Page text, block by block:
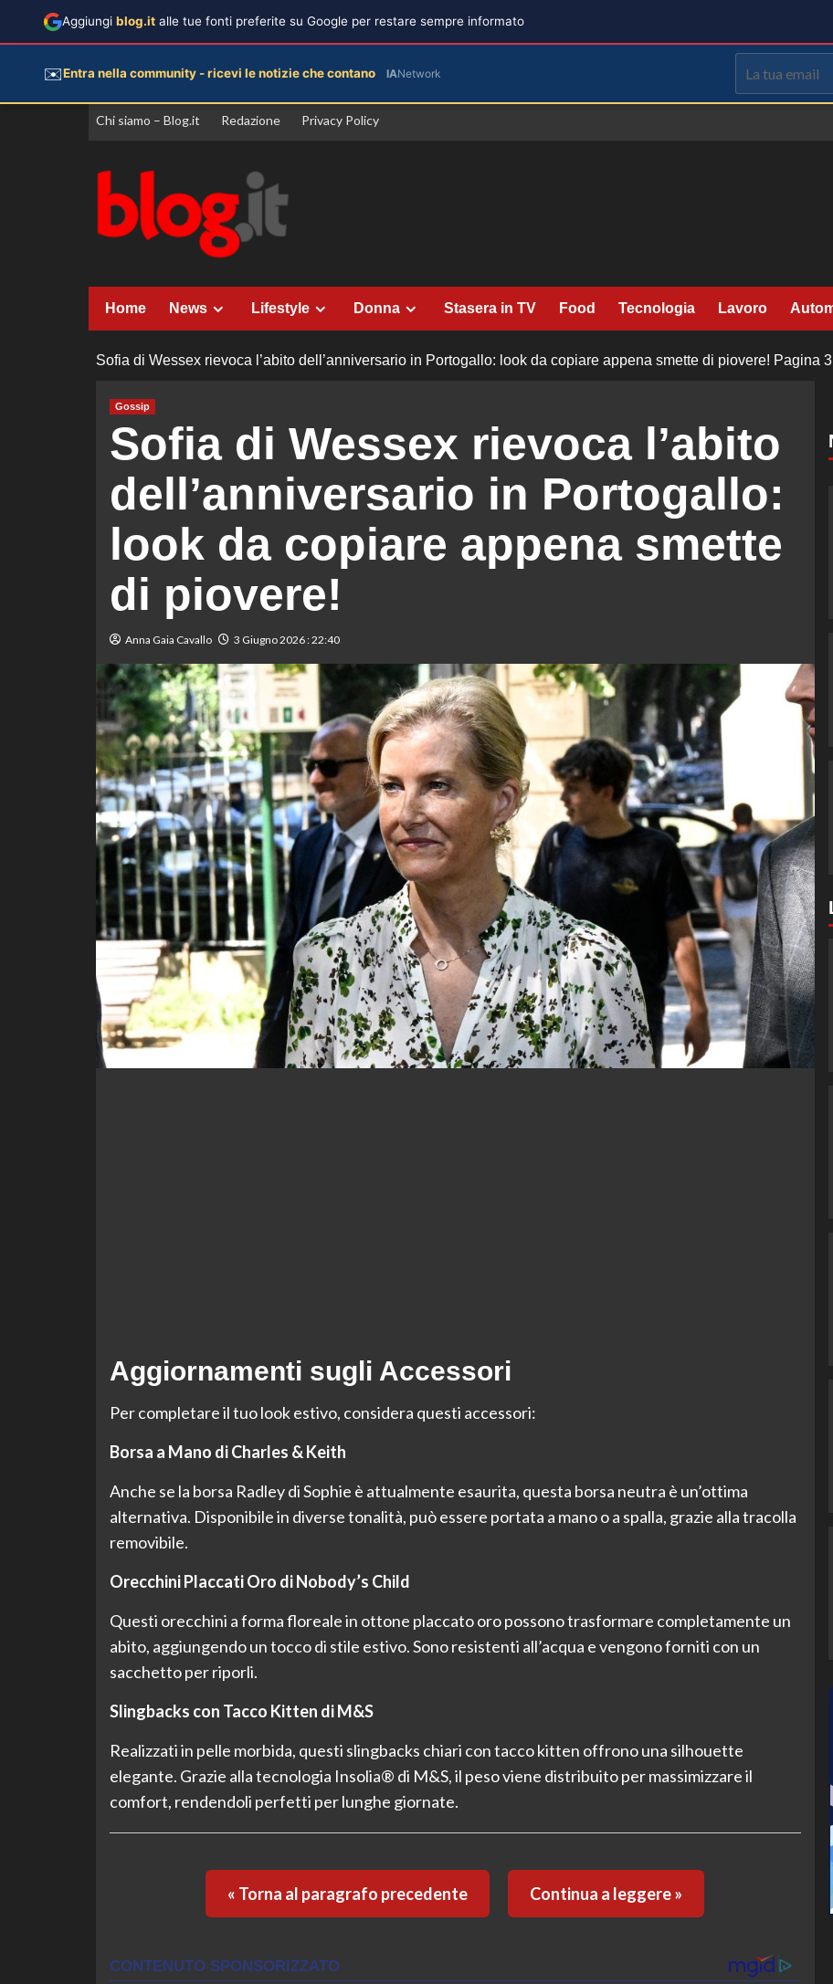
Vai
Chi siamo – Blog.it Redazione Privacy Policy
Home News Lifestyle Donna Stasera in TV Food Tecnologia Lavoro
Sofia di Wessex rievoca l’abito dell’anniversario in Portogallo: look da copiare appena smette di piovere! Pagina 3
Gossip
Sofia di Wessex rievoca l’abito
dell’anniversario in Portogallo:
look da copiare appena smette
di piovere!
Anna Gaia Cavallo 3 Giugno 2026 : 22:40
Aggiornamenti sugli Accessori
Per completare il tuo look estivo, considera questi accessori:
Borsa a Mano di Charles & Keith
Anche se la borsa Radley di Sophie è attualmente esaurita, questa borsa neutra è un’ottima
alternativa. Disponibile in diverse tonalità, può essere portata a mano o a spalla, grazie alla tracolla
removibile.
Orecchini Placcati Oro di Nobody’s Child
Questi orecchini a forma floreale in ottone placcato oro possono trasformare completamente un
abito, aggiungendo un tocco di stile estivo. Sono resistenti all’acqua e vengono forniti con un
sacchetto per riporli.
Slingbacks con Tacco Kitten di M&S
Realizzati in pelle morbida, questi slingbacks chiari con tacco kitten offrono una silhouette
elegante. Grazie alla tecnologia Insolia® di M&S, il peso viene distribuito per massimizzare il
comfort, rendendoli perfetti per lunghe giornate.
« Torna al paragrafo precedente Continua a leggere »
Aggiungi blog.it alle tue fonti preferite su Google per restare sempre informato
✉️Entra nella community - ricevi le notizie che contano IANetwork